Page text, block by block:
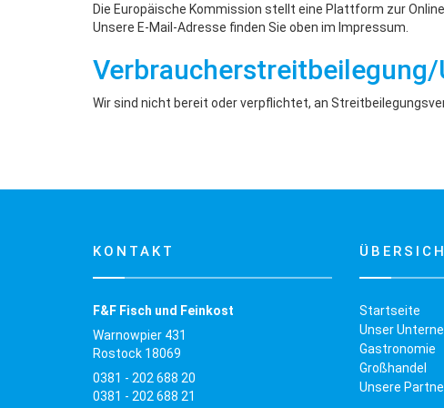
Die Europäische Kommission stellt eine Plattform zur
Unsere E-Mail-Adresse finden Sie oben im Impressum.
Wir sind nicht bereit oder verpflichtet, an
KONTAKT
F&F Fisch und Feinkost
Warnowpier 431
Rostock 18069
0381 - 202 688 20
0381 - 202 688 21
Startseite
Unser
Gastronomie
Großhandel
Unsere